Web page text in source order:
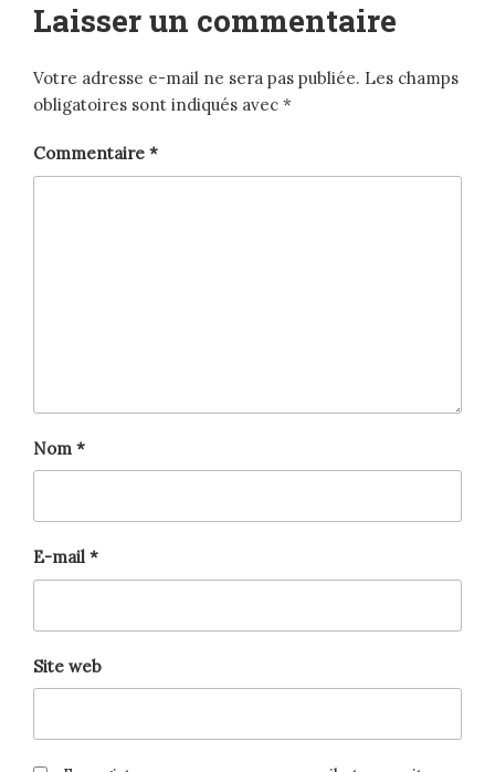
Laisser un commentaire
Votre adresse e-mail ne sera pas publiée. Les champs
obligatoires sont indiqués avec *
Commentaire *
Nom *
E-mail *
Site web